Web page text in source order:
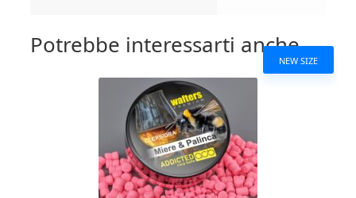
Potrebbe interessarti anche...
NEW SIZE